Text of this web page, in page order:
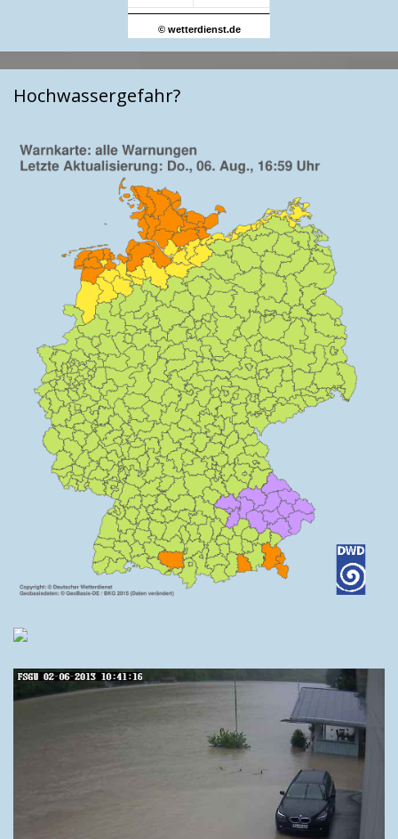
© wetterdienst.de
Hochwassergefahr?